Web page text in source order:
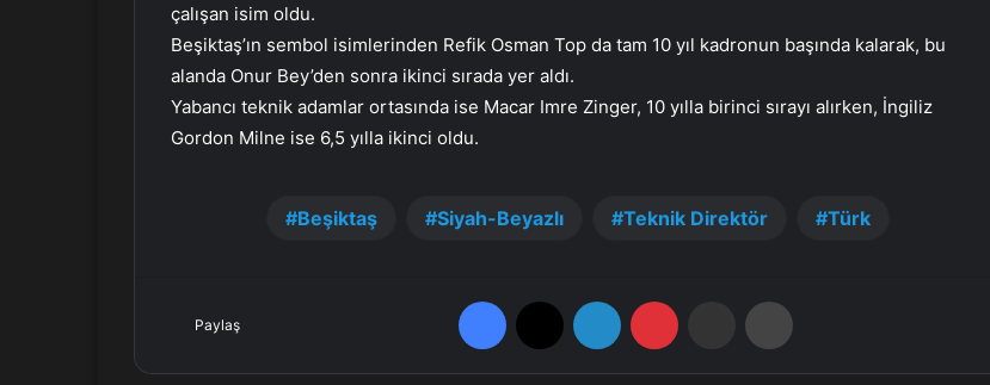
çalışan isim oldu.
Beşiktaş’ın sembol isimlerinden Refik Osman Top da tam 10 yıl kadronun başında kalarak, bu
alanda Onur Bey’den sonra ikinci sırada yer aldı.
Yabancı teknik adamlar ortasında ise Macar Imre Zinger, 10 yılla birinci sırayı alırken, İngiliz
Gordon Milne ise 6,5 yılla ikinci oldu.
Beşiktaş Siyah-Beyazlı Teknik Direktör Türk
Paylaş